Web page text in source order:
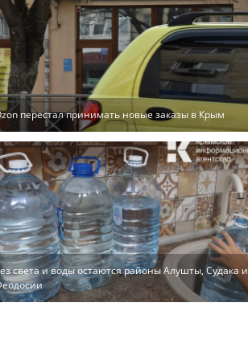
перестал принимать новые заказы в Крым
света и воды остаются районы Алушты, Судака и